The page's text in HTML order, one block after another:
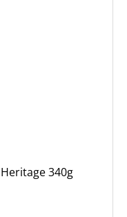
340g